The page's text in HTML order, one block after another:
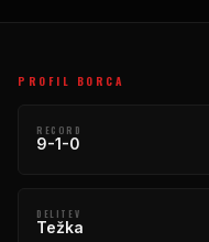
PROFIL BORCA
RECORD
9-1-0
DELITEV
Težka